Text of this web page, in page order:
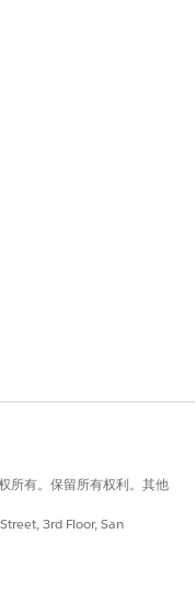
所有。保留所有权利。其他
3rd Floor, San